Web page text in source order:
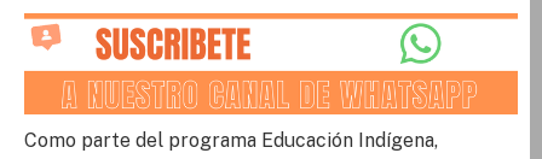
Como parte del programa Educación Indígena,